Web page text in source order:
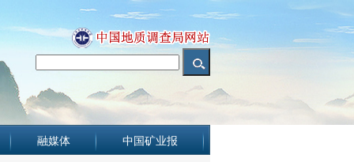
融媒体 中国矿业报